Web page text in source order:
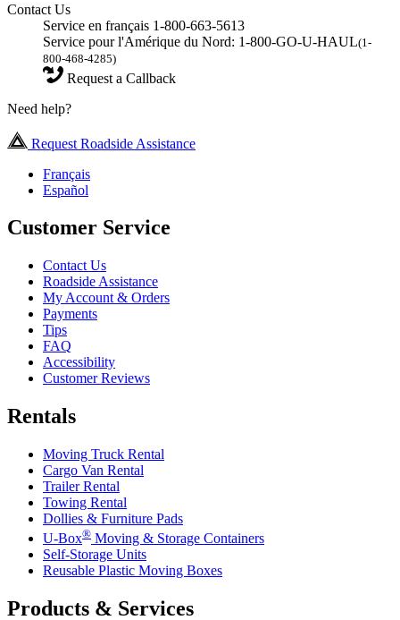
Contact Us
Service en français 1-800-663-5613
Service pour l'Amérique du Nord: 1-800-GO-U-HAUL(1-
800-468-4285)
Request a Callback
Need help?
Request Roadside Assistance
Français
Español
Customer Service
Contact Us
Roadside Assistance
My Account & Orders
Payments
Tips
FAQ
Accessibility
Customer Reviews
Rentals
Moving Truck Rental
Cargo Van Rental
Trailer Rental
Towing Rental
Dollies & Furniture Pads
U-Box® Moving & Storage Containers
Self-Storage Units
Reusable Plastic Moving Boxes
Products & Services